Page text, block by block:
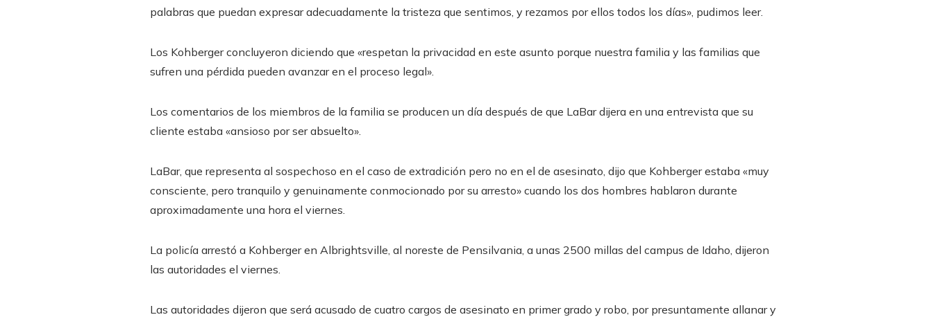
palabras que puedan expresar adecuadamente la tristeza que sentimos, y rezamos por ellos todos los días», pudimos leer.
Los Kohberger concluyeron diciendo que «respetan la privacidad en este asunto porque nuestra familia y las familias que
sufren una pérdida pueden avanzar en el proceso legal».
Los comentarios de los miembros de la familia se producen un día después de que LaBar dijera en una entrevista que su
cliente estaba «ansioso por ser absuelto».
LaBar, que representa al sospechoso en el caso de extradición pero no en el de asesinato, dijo que Kohberger estaba «muy
consciente, pero tranquilo y genuinamente conmocionado por su arresto» cuando los dos hombres hablaron durante
aproximadamente una hora el viernes.
La policía arrestó a Kohberger en Albrightsville, al noreste de Pensilvania, a unas 2500 millas del campus de Idaho, dijeron
las autoridades el viernes.
Las autoridades dijeron que será acusado de cuatro cargos de asesinato en primer grado y robo, por presuntamente allanar y